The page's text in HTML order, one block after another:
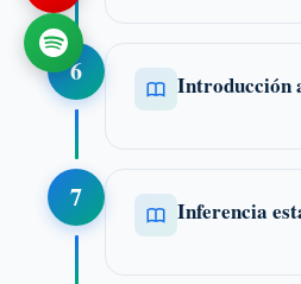
6 Introducción
7 Inferencia